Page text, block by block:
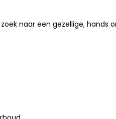
naar een gezellige, hands